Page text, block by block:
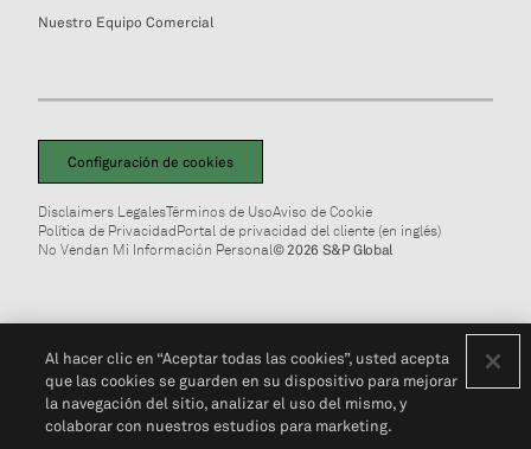
Nuestro Equipo Comercial
Configuración de cookies
Disclaimers LegalesTérminos de UsoAviso de Cookie
Política de PrivacidadPortal de privacidad del cliente (en inglés)
No Vendan Mi Información Personal© 2026 S&P Global
Al hacer clic en “Aceptar todas las cookies”, usted acepta
que las cookies se guarden en su dispositivo para mejorar
la navegación del sitio, analizar el uso del mismo, y
colaborar con nuestros estudios para marketing.